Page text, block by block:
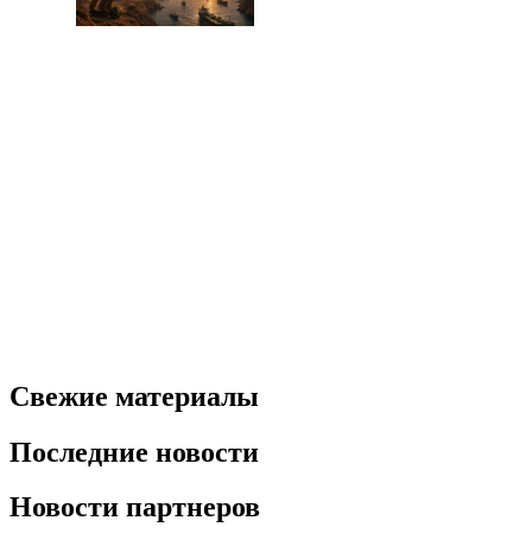
Свежие материалы
Последние новости
Новости партнеров